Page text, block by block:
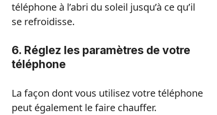
téléphone à l’abri du soleil jusqu’à ce qu’il
se refroidisse.
6. Réglez les paramètres de votre
téléphone
La façon dont vous utilisez votre téléphone
peut également le faire chauffer.